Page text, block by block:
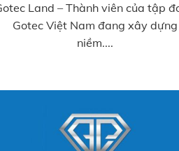
Land – Thành viên của tập
Gotec Việt Nam đang xây dựng
niềm....